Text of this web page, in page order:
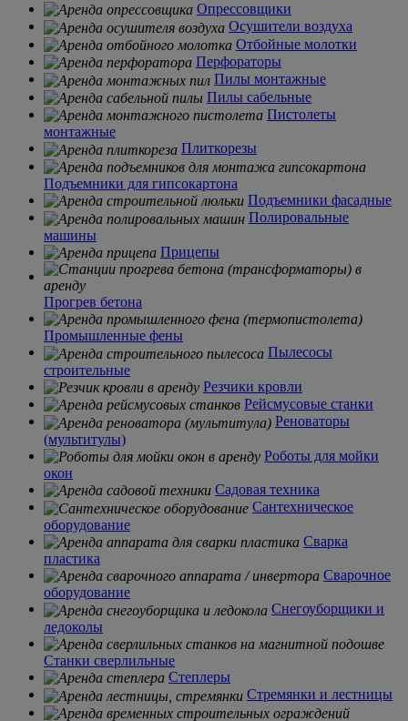
Опрессовщики
Осушители воздуха
Отбойные молотки
Перфораторы
Пилы монтажные
Пилы сабельные
Пистолеты
монтажные
Плиткорезы
Подъемники для гипсокартона
Подъемники фасадные
Полировальные
машины
Прицепы
Прогрев бетона
Промышленные фены
Пылесосы
строительные
Резчики кровли
Рейсмусовые станки
Реноваторы
(мультитулы)
Роботы для мойки
окон
Садовая техника
Сантехническое
оборудование
Сварка
пластика
Сварочное
оборудование
Снегоуборщики и
ледоколы
Станки сверлильные
Степлеры
Стремянки и лестницы